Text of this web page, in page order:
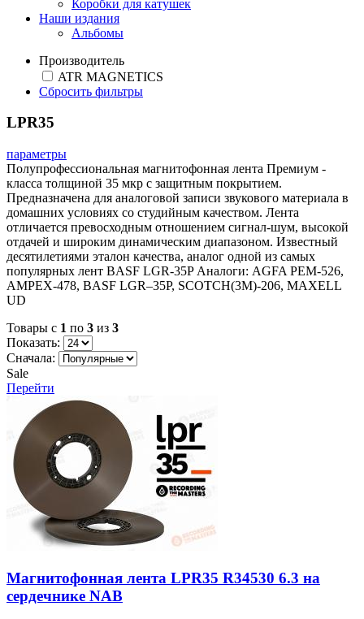
Коробки для катушек
Наши издания
Альбомы
Производитель
ATR MAGNETICS
Сбросить фильтры
LPR35
параметры
Полупрофессиональная магнитофонная лента Премиум -
класса толщиной 35 мкр с защитным покрытием.
Предназначена для аналоговой записи звукового материала в
домашних условиях со студийным качеством. Лента
отличается превосходным отношением сигнал-шум, высокой
отдачей и широким динамическим диапазоном. Известный
десятилетиями эталон качества, аналог одной из самых
популярных лент BASF LGR-35P Аналоги: AGFA PEМ-526,
AMPEX-478, BASF LGR–35P, SCOTCH(3M)-206, MAXELL
UD
Товары с 1 по 3 из 3
Показать:
Сначала:
Sale
Перейти
Магнитофонная лента LPR35 R34530 6.3 на
сердечнике NAB